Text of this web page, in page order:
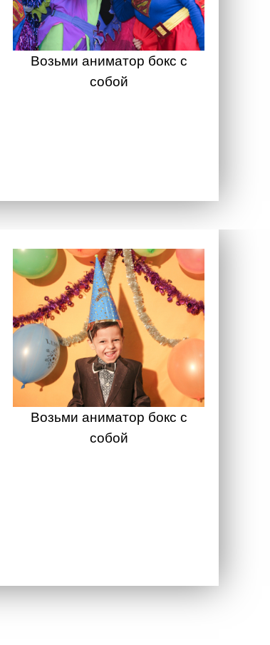
Возьми аниматор бокс с
собой
Возьми аниматор бокс с
собой